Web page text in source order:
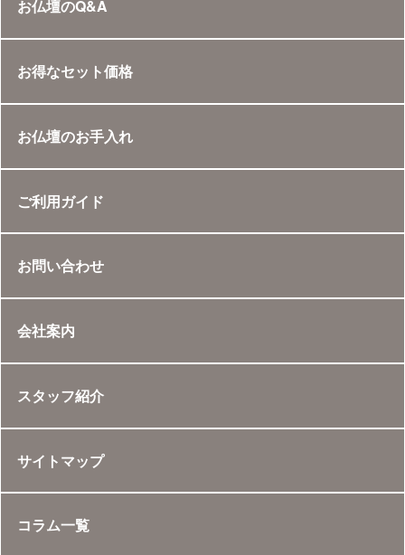
お仏壇のQ&A
お得なセット価格
お仏壇のお手入れ
ご利用ガイド
お問い合わせ
会社案内
スタッフ紹介
サイトマップ
コラム一覧